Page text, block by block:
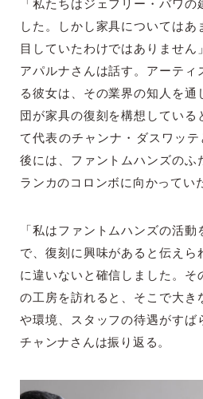
「私たちはジェフリー・バワ
した。しかし家具についてはあ
目していたわけではありません
アパルナさんは話す。アーティ
る彼女は、その業界の知人を通
団が家具の復刻を構想している
て代表のチャンナ・ダスワッ
後には、ファントムハンズのふ
ランカのコロンボに向かってい
「私はファントムハンズの活
で、復刻に興味があると伝えら
に違いないと確信しました。そ
の工房を訪れると、そこで大き
や環境、スタッフの待遇がすば
チャンナさんは振り返る。